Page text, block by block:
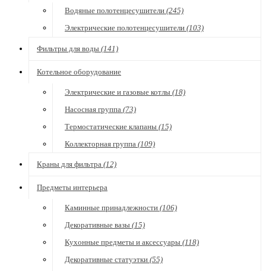
Водяные полотенцесушители (245)
Электрические полотенцесушители (103)
Фильтры для воды (141)
Котельное оборудование
Электрические и газовые котлы (18)
Насосная группа (73)
Термостатические клапаны (15)
Коллекторная группа (109)
Краны для фильтра (12)
Предметы интерьера
Каминные принадлежности (106)
Декоративные вазы (15)
Кухонные предметы и аксессуары (118)
Декоративные статуэтки (55)